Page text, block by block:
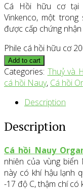
Cá Hồi hữu cơ tại
Vinkenco, một
được cấp chứng
Phile cá hồi hữu cơ
Add to cart
Categories: Thuỷ và
cá hồi Nauy, Cá hồi
Description
Description
Cá hồi Nauy
nhiên của vùng
này có khí hậu lạnh
-17 độ C, thậm chí có